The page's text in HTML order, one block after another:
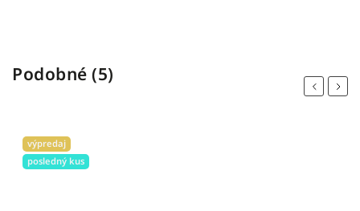
Podobné (5)
Previous
výpredaj
Next